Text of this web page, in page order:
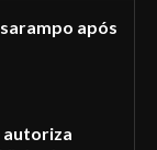
após
autoriza